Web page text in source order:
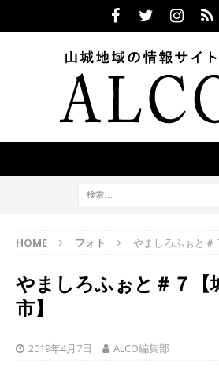
HOME フォト やましろふぉと＃
やましろふぉと＃７【
市】
2019年4月7日 ALCO編集部